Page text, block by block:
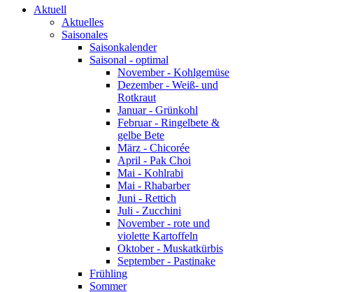
Aktuell
Aktuelles
Saisonales
Saisonkalender
Saisonal - optimal
November - Kohlgemüse
Dezember - Weiß- und
Rotkraut
Januar - Grünkohl
Februar - Ringelbete &
gelbe Bete
März - Chicorée
April - Pak Choi
Mai - Kohlrabi
Mai - Rhabarber
Juni - Rettich
Juli - Zucchini
November - rote und
violette Kartoffeln
Oktober - Muskatkürbis
September - Pastinake
Frühling
Sommer